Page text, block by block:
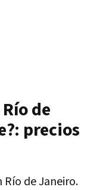
de
precios
de Janeiro.